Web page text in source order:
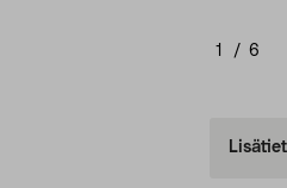
1 / 6